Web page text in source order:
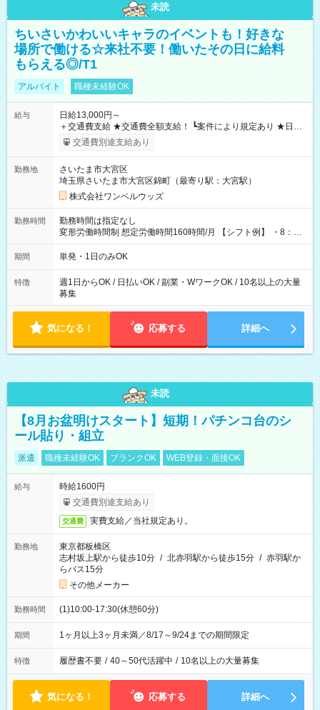
未読
ちいさいかわいいキャラのイベントも！好きな
場所で働ける☆来社不要！働いたその日に給料
もらえる◎/T1
アルバイト 職種未経験OK
給与
日給13,000円～
＋交通費支給 ★交通費全額支給！ ┗案件により規定あり ★日払
いOK！（規定あり） ┗働いたその日に現金GET♪ お仕事後はコ
ンビニATMから 日払い分を引き落とせます！ 【試用期間】試
交通費別途支給あり
勤務地
さいたま市大宮区
埼玉県さいたま市大宮区錦町（最寄り駅：大宮駅）
株式会社ワンベルウッズ
勤務時間
勤務時間は指定なし
変形労働時間制 想定労働時間160時間/月 【シフト例】 ・8：00
～21：00
期間 単発・1日のみOK
特徴
週1日からOK / 日払いOK / 副業・WワークOK / 10名以上の大量
募集
気になる！ 応募する 詳細へ
未読
【8月お盆明けスタート】短期！パチンコ台のシ
ール貼り・組立
派遣 職種未経験OK ブランクOK WEB登録・面接OK
給与
時給1600円
交通費別途支給あり
交通費 実費支給／当社規定あり。
勤務地
東京都板橋区
志村坂上駅から徒歩10分 / 北赤羽駅から徒歩15分 / 赤羽駅か
らバス15分
その他メーカー
勤務時間 (1)10:00-17:30(休憩60分)
期間 1ヶ月以上3ヶ月未満／8/17～9/24までの期間限定
特徴 履歴書不要 / 40～50代活躍中 / 10名以上の大量募集
気になる！ 応募する 詳細へ